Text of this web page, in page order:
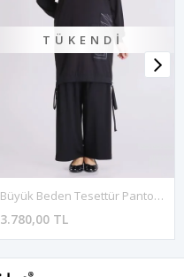
TÜKENDI
Büyük Beden Tesettür Pantolonlu Takım 3557 Siyah
3.780,00 TL